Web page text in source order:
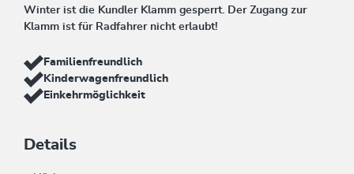
Winter ist die Kundler Klamm gesperrt. Der Zugang zur
Klamm ist für Radfahrer nicht erlaubt!
Familienfreundlich
Kinderwagenfreundlich
Einkehrmöglichkeit
Details